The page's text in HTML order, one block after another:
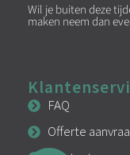
Wil je buiten deze
maken neem dan
FAQ
Offerte